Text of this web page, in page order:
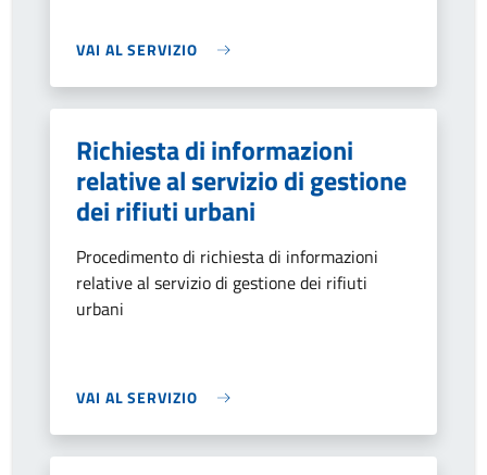
VAI AL SERVIZIO
Richiesta di informazioni
relative al servizio di gestione
dei rifiuti urbani
Procedimento di richiesta di informazioni
relative al servizio di gestione dei rifiuti
urbani
VAI AL SERVIZIO